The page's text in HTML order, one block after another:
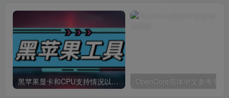
黑苹果显卡和CPU支持情况以及购买硬件防踩坑指南 OpenCore简体中文参考手册